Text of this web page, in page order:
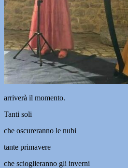
arriverà il momento.
Tanti soli
che oscureranno le nubi
tante primavere
che scioglieranno gli inverni